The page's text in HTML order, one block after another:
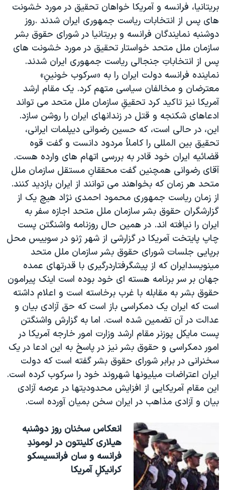
نرگس محمدی برنده جایزه نوبل صلح
همایش محافظه‌کاران آمریکا «سی‌پک»
صفحه‌های ویژه
سفر پرزیدنت ترامپ به چین
بريتانيا، فرانسه و آمريکا خواهان تحقيق در مورد خشونت
های پس از انتخابات رياست جمهوری ايران شدند .روز
دوشنبه نمايندگان فرانسه و بريتانيا در شورای حقوق بشر
سازمان ملل متحد خواستار تحقيق در مورد خشونت های
پس از انتخاباتِ جنجالی رياست جمهوری ايران شدند.
نماينده فرانسه دولت ايران را به «سرکوب خونينِ»
معترضان و مخالفان سياسی متهم کرد. يک مقام ارشد
آمريکا نيز تاکيد کرد تحقيقِ سازمان ملل متحد می تواند
ادعاهای شکنجه و قتل در زندانهای ايران را روشن سازد.
اين، در حالی است، که حسين رضوانی ديپلمات ايرانی،
تحقيق بين المللی را کاملاً مردود دانست و گفت قوه
قضائيه ايران خود قادر به بررسی اتهام های وارده هست.
آقای رضوانی همچنين گفت محققانِ مستقل سازمان ملل
متحد هر زمان که بخواهند می توانند از ايران بازديد کنند.
از زمان رياست جمهوری محمود احمدی نژاد هيچ يک از
گزارشگران حقوق بشر سازمان ملل متحد اجازه سفر به
ايران را نيافته اند. در همين حال روزنامه واشنگتن پست
چاپ پايتخت آمريکا در گزارشی از شهر ژنو در سوييس محل
برپايی جلسات شورای حقوق بشر سازمان ملل متحد
مينويسدايران که از پيشگرفتاردرگيری با قدرتهای عمده
جهان بر سر برنامه هسته ای خود بوده است اينک پيرامون
حقوق بشر به مقابله با غرب برخاسته است و اعلام داشته
است که ايران يک دمکراسی باز است که حق آزادی بيان و
عدالت در آن تضمين شده است. اما به گزارش واشنگتن
پست مايکل پوزنر مقام ارشد وزارت امور خارجه آمريکا در
امور دمکراسی و حقوق بشر نيز در پاسخ به اين ادعا در يک
سخنرانی در برابر شورای حقوق بشر گفته است که دولت
ايران اعتراضات ميليونها شهروند خود را سرکوب کرده است.
اين مقام آمريکايی از افزايش محدوديتها در عرصه آزادی
بيان و آزادی مذاهب در ايران سخن بميان آورده است.
انعکاس سخنان روز دوشنبه
هيلاری کلينتون در لوموندِ
فرانسه و سان فرانسيسکو
کرانيکلِ آمريکا